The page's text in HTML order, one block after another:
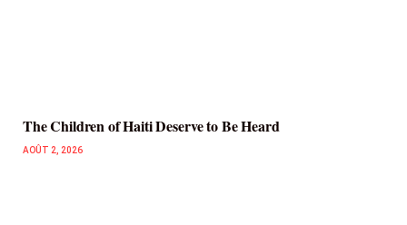
The Children of Haiti Deserve to Be Heard
AOÛT 2, 2026